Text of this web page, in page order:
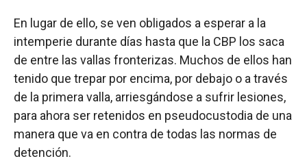
En lugar de ello, se ven obligados a esperar a la
intemperie durante días hasta que la CBP los saca
de entre las vallas fronterizas. Muchos de ellos han
tenido que trepar por encima, por debajo o a través
de la primera valla, arriesgándose a sufrir lesiones,
para ahora ser retenidos en pseudocustodia de una
manera que va en contra de todas las normas de
detención.